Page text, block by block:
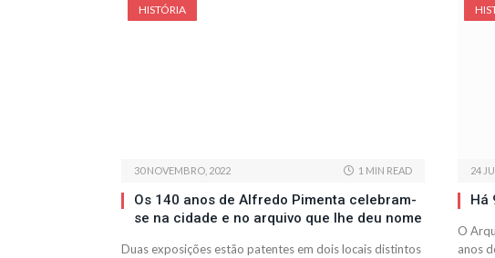
HISTÓRIA
30 NOVEMBRO, 2022 1 MIN READ
Os 140 anos de Alfredo Pimenta celebram-
se na cidade e no arquivo que lhe deu nome
Duas exposições estão patentes em dois locais distintos
24
Há
O
anos